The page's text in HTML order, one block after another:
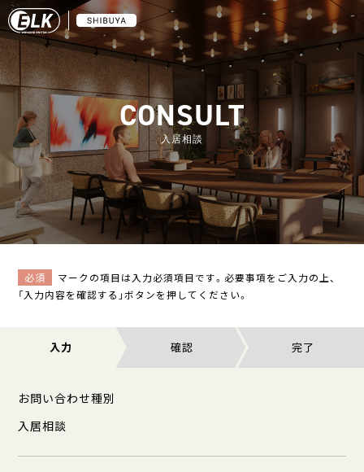
CONSULT
入居相談
必須
マークの項目は入力必須項目です。必要事項をご入力の上、
「入力内容を確認する」ボタンを押してください。
入力 確認 完了
お問い合わせ種別
入居相談